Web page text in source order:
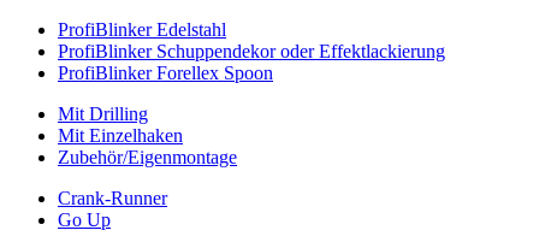
ProfiBlinker Edelstahl
ProfiBlinker Schuppendekor oder Effektlackierung
ProfiBlinker Forellex Spoon
Mit Drilling
Mit Einzelhaken
Zubehör/Eigenmontage
Crank-Runner
Go Up